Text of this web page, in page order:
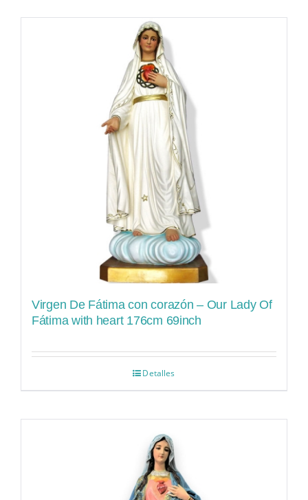
Virgen De Fátima con corazón – Our Lady Of
Fátima with heart 176cm 69inch
Detalles